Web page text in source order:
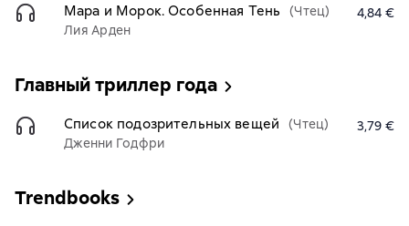
Мара и Морок. Особенная Тень
(Чтец)
Лия Арден
4,84 €
Главный триллер года
Список подозрительных вещей
(Чтец)
Дженни Годфри
3,79 €
Trendbooks